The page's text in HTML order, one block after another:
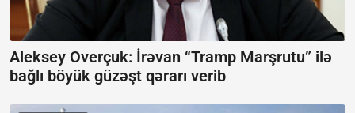
Aleksey Overçuk: İrəvan “Tramp Marşrutu” ilə
bağlı böyük güzəşt qərarı verib